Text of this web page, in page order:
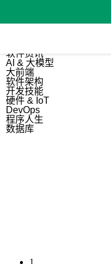
软件资讯
AI & 大模型
大前端
软件架构
开发技能
硬件 & IoT
DevOps
程序人生
数据库
1